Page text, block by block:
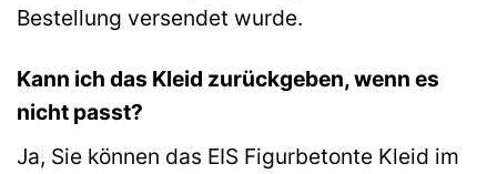
Bestellung versendet wurde.
Kann ich das Kleid zurückgeben, wenn es
nicht passt?
Ja, Sie können das EIS Figurbetonte Kleid im